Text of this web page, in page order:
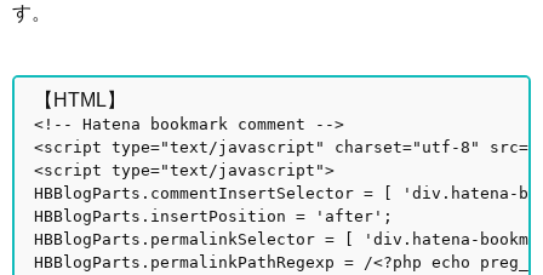
す。
【HTML】
<!-- Hatena bookmark comment -->
<script type="text/javascript" charset="utf-8"
<script type="text/javascript">
HBBlogParts.commentInsertSelector = [
HBBlogParts.insertPosition = 'after';
HBBlogParts.permalinkSelector = [ 'div.hatena-
HBBlogParts.permalinkPathRegexp = /<?php echo